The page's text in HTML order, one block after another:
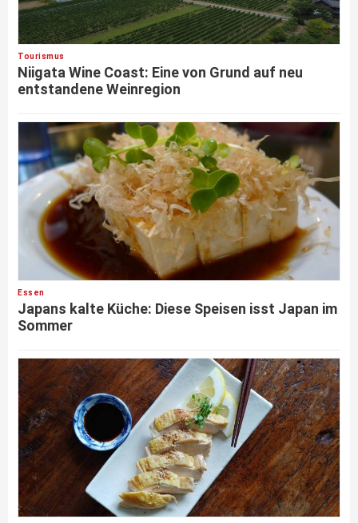
Tourismus
Niigata Wine Coast: Eine von Grund auf neu
entstandene Weinregion
Essen
Japans kalte Küche: Diese Speisen isst Japan im
Sommer